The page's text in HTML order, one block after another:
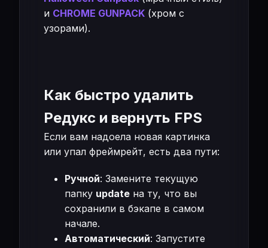
и CHROME GUNPACK (хром с
узорами).
Как быстро удалить
Редукс и вернуть FPS
Если вам надоела новая картинка
или упал фреймрейт, есть два пути:
Ручной: Замените текущую
папку update на ту, что вы
сохранили в бэкапе в самом
начале.
Автоматический: Запустите